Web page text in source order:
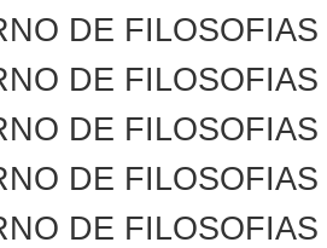
DE
DE
DE
DE
DE